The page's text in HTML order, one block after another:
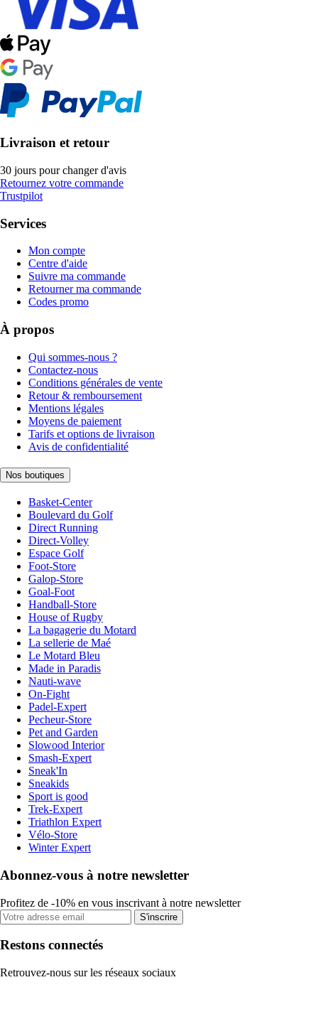
Livraison et retour
30 jours pour changer d'avis
Retournez votre commande
Trustpilot
Services
Mon compte
Centre d'aide
Suivre ma commande
Retourner ma commande
Codes promo
À propos
Qui sommes-nous ?
Contactez-nous
Conditions générales de vente
Retour & remboursement
Mentions légales
Moyens de paiement
Tarifs et options de livraison
Avis de confidentialité
Nos boutiques
Basket-Center
Boulevard du Golf
Direct Running
Direct-Volley
Espace Golf
Foot-Store
Galop-Store
Goal-Foot
Handball-Store
House of Rugby
La bagagerie du Motard
La sellerie de Maé
Le Motard Bleu
Made in Paradis
Nauti-wave
On-Fight
Padel-Expert
Pecheur-Store
Pet and Garden
Slowood Interior
Smash-Expert
Sneak'In
Sneakids
Sport is good
Trek-Expert
Triathlon Expert
Vélo-Store
Winter Expert
Abonnez-vous à notre newsletter
Profitez de -10% en vous inscrivant à notre newsletter
S'inscrire
Restons connectés
Retrouvez-nous sur les réseaux sociaux